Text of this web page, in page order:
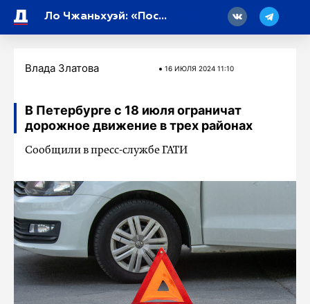
Ло Чжаньхуэй: «Построение сообщества единой судьбы человечества – продолжение и развитие пяти принципов мирного сосуществования»
Влада Златова 16 ИЮЛЯ 2024 11:10
В Петербурге с 18 июля ограничат
дорожное движение в трех районах
Сообщили в пресс-службе ГАТИ